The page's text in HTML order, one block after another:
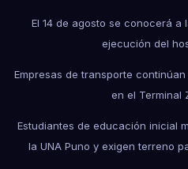
El 14 de agosto se conocerá a
ejecución del
Empresas de transporte
en el Terminal
Estudiantes de educación inicial
la UNA Puno y exigen terreno